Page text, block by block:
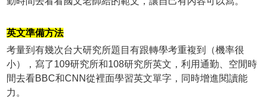
英文準備方法
考量到有幾次台大研究所題目有跟轉學考重複到（機率很
小），寫了109研究所和108研究所英文，利用通勤、空閒時
間去看BBC和CNN從裡面學習英文單字，同時增進閱讀能
力。